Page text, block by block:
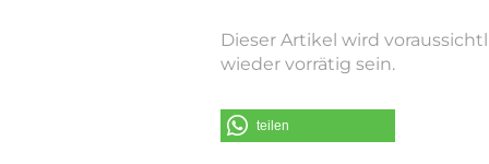
Fon
Dieser Artikel wird
wieder vorrätig sein.
teilen